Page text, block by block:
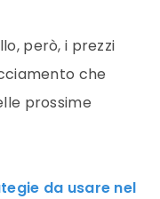
però, i prezzi
che
prossime
da usare nel